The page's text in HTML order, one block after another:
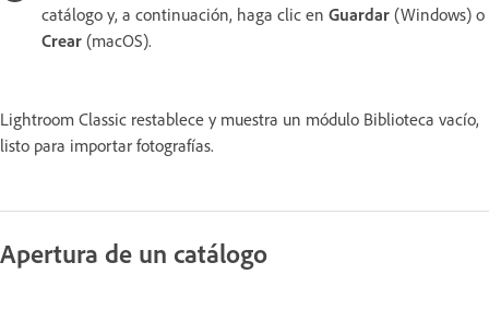
catálogo y, a continuación, haga clic en Guardar (Windows) o
Crear (macOS).
Lightroom Classic restablece y muestra un módulo Biblioteca vacío,
listo para importar fotografías.
Apertura de un catálogo